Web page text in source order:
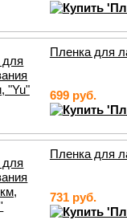
Пленка для
699 руб.
Пленка для
731 руб.